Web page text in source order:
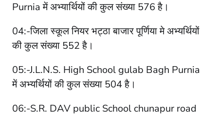
Purnia में अभ्यार्थियों की कुल संख्या 576 है।
04:-जिला स्कूल नियर भट्ठा बाजार पूर्णिया मे अभ्यर्थियों
की कुल संख्या 552 है।
05:-J.L.N.S. High School gulab Bagh Purnia
में अभ्यर्थियों की कुल संख्या 504 है।
06:-S.R. DAV public School chunapur road